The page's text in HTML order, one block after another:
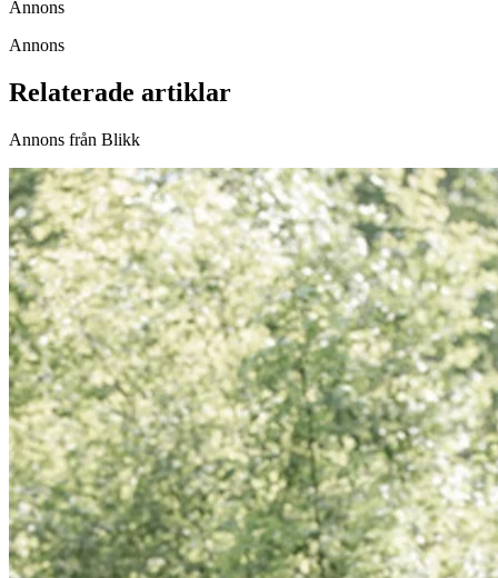
Annons
Annons
Relaterade artiklar
Annons från Blikk